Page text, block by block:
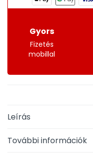
Gyors
Fizetés
mobillal
Leírás
További információk